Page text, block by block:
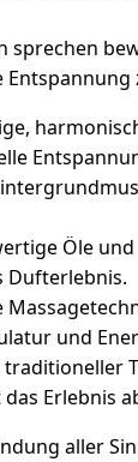
sprechen
Öle
Dufterlebnis.
und
traditioneller
Erlebnis
aller